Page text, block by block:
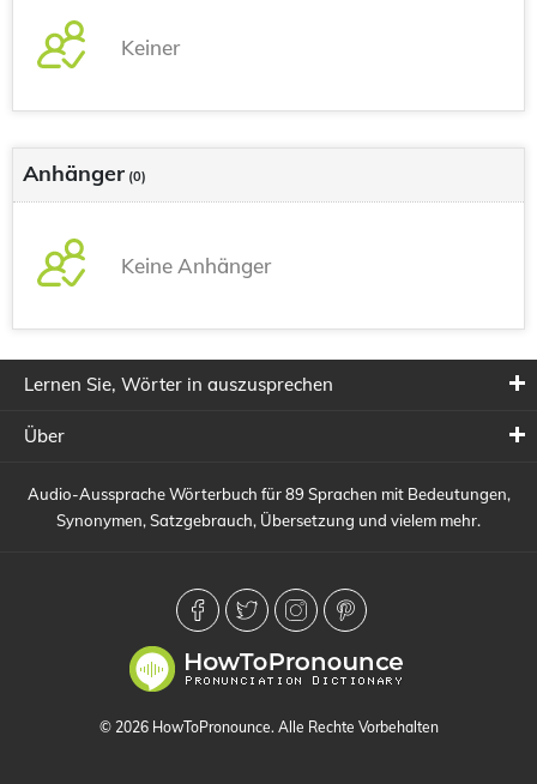
Keiner
Anhänger (0)
Keine Anhänger
Lernen Sie, Wörter in auszusprechen
Über
Audio-Aussprache Wörterbuch für 89 Sprachen mit Bedeutungen,
Synonymen, Satzgebrauch, Übersetzung und vielem mehr.
© 2026 HowToPronounce. Alle Rechte Vorbehalten